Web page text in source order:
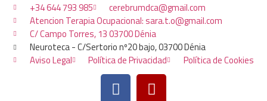
+34 644 793 985
cerebrumdca@gmail.com
Atencion Terapia Ocupacional: sara.t.o@gmail.com
C/ Campo Torres, 13 03700 Dénia
Neuroteca - C/Sertorio nº20 bajo, 03700 Dénia
Aviso Legal
Política de Privacidad Política de Cookies